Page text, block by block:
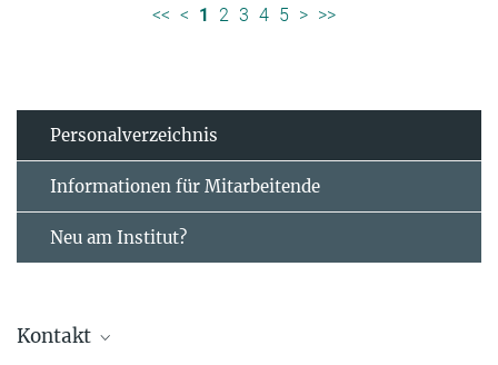
<< < 1 2 3 4 5 > >>
Personal­verzeichnis
Informationen für Mitarbeitende
Neu am Institut?
Kontakt